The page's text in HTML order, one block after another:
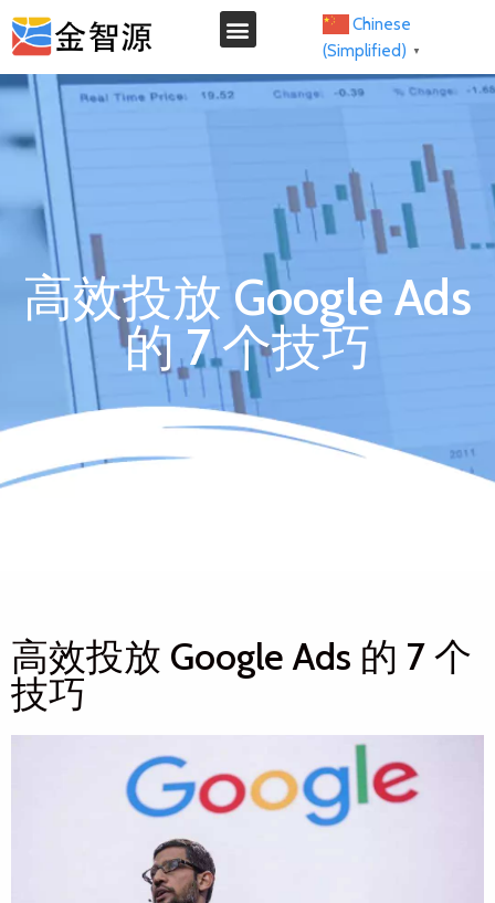
Chinese
(Simplified)
▼
高效投放 Google Ads
的 7 个技巧
高效投放 Google Ads 的 7 个
技巧